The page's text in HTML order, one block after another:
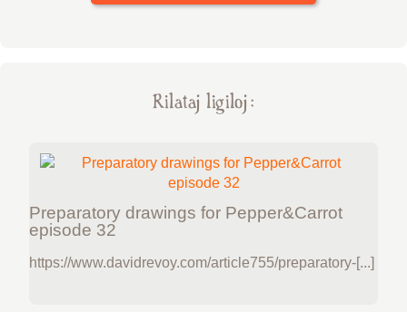
Rilataj ligiloj :
Preparatory drawings for Pepper&Carrot
episode 32
https://www.davidrevoy.com/article755/preparatory-[...]